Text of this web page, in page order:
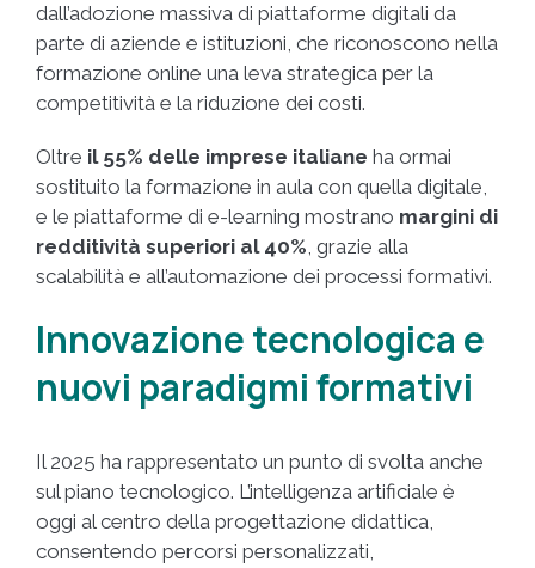
dall’adozione massiva di piattaforme digitali da
parte di aziende e istituzioni, che riconoscono nella
formazione online una leva strategica per la
competitività e la riduzione dei costi.
Oltre il 55% delle imprese italiane ha ormai
sostituito la formazione in aula con quella digitale,
e le piattaforme di e-learning mostrano margini di
redditività superiori al 40%, grazie alla
scalabilità e all’automazione dei processi formativi.
Innovazione tecnologica e
nuovi paradigmi formativi
Il 2025 ha rappresentato un punto di svolta anche
sul piano tecnologico. L’intelligenza artificiale è
oggi al centro della progettazione didattica,
consentendo percorsi personalizzati,